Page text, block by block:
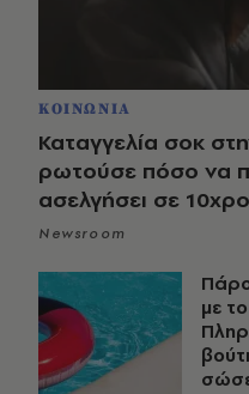
ΚΟΙΝΩΝΙΑ
Καταγγελία σοκ
ρωτούσε πόσο να
ασελγήσει σε
Newsroom
με